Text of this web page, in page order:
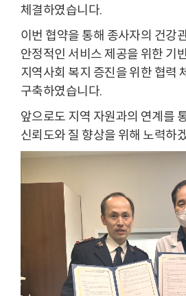
체결하였습니다.
이번 협약을 통해 종사자의 건강
안정적인 서비스 제공을 위한 기
지역사회 복지 증진을 위한 협력
구축하였습니다.
앞으로도 지역 자원과의 연계를
신뢰도와 질 향상을 위해 노력하